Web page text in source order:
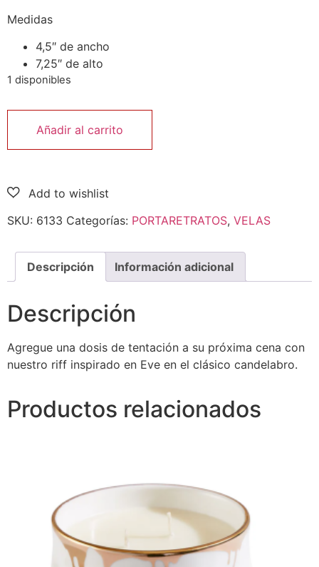
Medidas
4,5″ de ancho
7,25″ de alto
1 disponibles
Añadir al carrito
SKU: 6133 Categorías: PORTARETRATOS, VELAS
Descripción Información adicional
Descripción
Agregue una dosis de tentación a su próxima cena con
nuestro riff inspirado en Eve en el clásico candelabro.
Productos relacionados